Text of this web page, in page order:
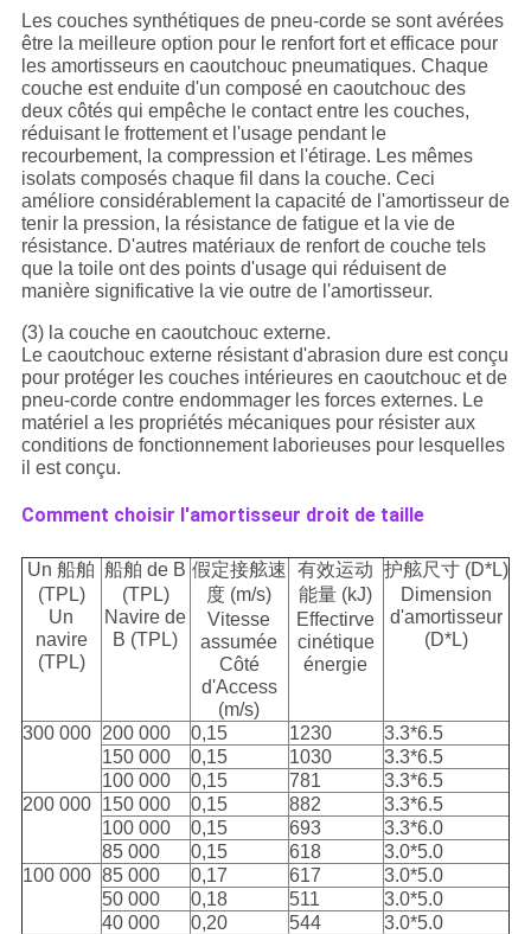
Les couches synthétiques de pneu-corde se sont avérées
être la meilleure option pour le renfort fort et efficace pour
les amortisseurs en caoutchouc pneumatiques. Chaque
couche est enduite d'un composé en caoutchouc des
deux côtés qui empêche le contact entre les couches,
réduisant le frottement et l'usage pendant le
recourbement, la compression et l'étirage. Les mêmes
isolats composés chaque fil dans la couche. Ceci
améliore considérablement la capacité de l'amortisseur de
tenir la pression, la résistance de fatigue et la vie de
résistance. D'autres matériaux de renfort de couche tels
que la toile ont des points d'usage qui réduisent de
manière significative la vie outre de l'amortisseur.
(3) la couche en caoutchouc externe.
Le caoutchouc externe résistant d'abrasion dure est conçu
pour protéger les couches intérieures en caoutchouc et de
pneu-corde contre endommager les forces externes. Le
matériel a les propriétés mécaniques pour résister aux
conditions de fonctionnement laborieuses pour lesquelles
il est conçu.
Comment choisir l'amortisseur droit de taille
Un 船舶
(TPL)
Un
navire
(TPL)
船舶 de B
(TPL)
Navire de
B (TPL)
假定接舷速
度 (m/s)
Vitesse
assumée
Côté
d'Access
(m/s)
有效运动
能量 (kJ)
Effectirve
cinétique
énergie
护舷尺寸 (D*L)
Dimension
d'amortisseur
(D*L)
300 000 200 000 0,15 1230
3.3*6.5
150 000
0,15 1030
3.3*6.5
100 000
0,15 781
3.3*6.5
200 000 150 000 0,15 882
3.3*6.5
100 000
0,15 693
3.3*6.0
85 000
0,15 618
3.0*5.0
100 000 85 000 0,17 617
3.0*5.0
50 000
0,18 511
3.0*5.0
40 000
0,20 544
3.0*5.0